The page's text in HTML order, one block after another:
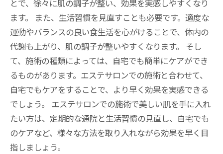
とで、徐々に肌の調子が整い、効果を実感しやすくなり
ます。 また、生活習慣を見直すことも必要です。適度な
運動やバランスの良い食生活を心がけることで、体内の
代謝も上がり、肌の調子が整いやすくなります。 そし
て、施術の種類によっては、自宅でも簡単にケアができ
るものがあります。エステサロンでの施術と合わせて、
自宅でもケアをすることで、より早く効果を実感できる
でしょう。 エステサロンでの施術で美しい肌を手に入れ
たい方は、定期的な通院と生活習慣の見直し、自宅でも
のケアなど、様々な方法を取り入れながら効果を早く目
指しましょう。